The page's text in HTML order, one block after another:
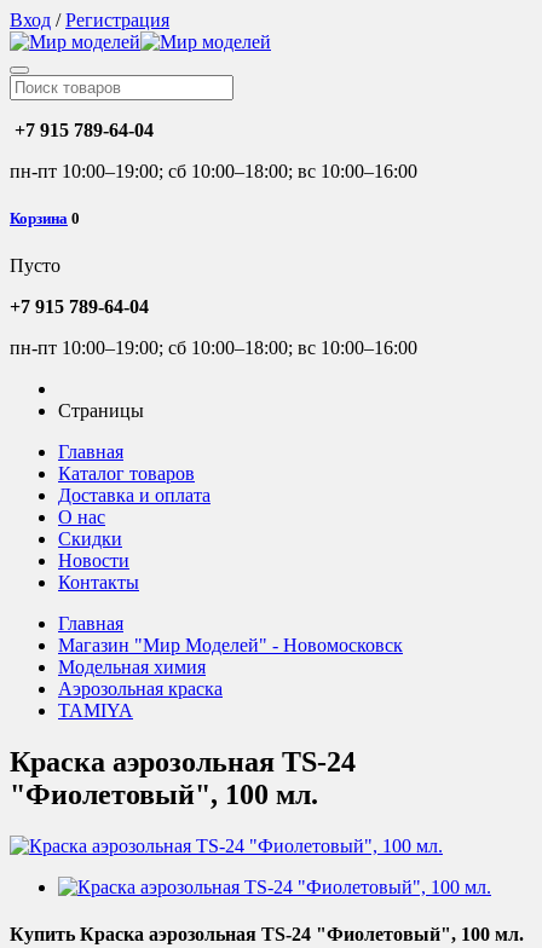
Вход /Регистрация
+7 915 789-64-04
пн-пт 10:00–19:00; сб 10:00–18:00; вс 10:00–16:00
Корзина 0
Пусто
+7 915 789-64-04
пн-пт 10:00–19:00; сб 10:00–18:00; вс 10:00–16:00
Страницы
Главная
Каталог товаров
Доставка и оплата
О нас
Скидки
Новости
Контакты
Главная
Магазин "Мир Моделей" - Новомосковск
Модельная химия
Аэрозольная краска
TAMIYA
Краска аэрозольная TS-24
"Фиолетовый", 100 мл.
Купить Краска аэрозольная TS-24 "Фиолетовый", 100 мл.